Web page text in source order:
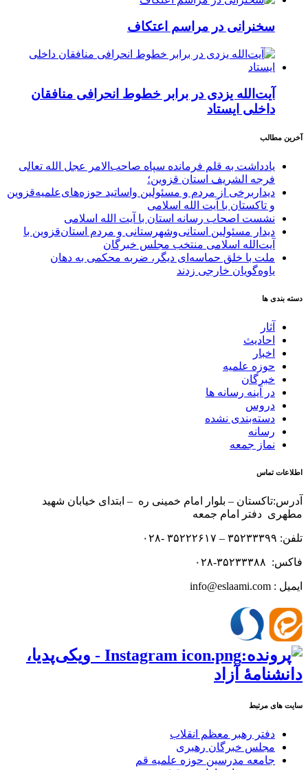
سخنرانی در مراسم اعتکاف
آیت‌الله یزدی در برابر خطوط انحرافی منافقان
داخلی ایستاد
آخرین مطالب
یادداشت به قلم فرمانده سپاه صاحب‌الامر عجل الله تعالی
فرجه الشریف استان قزوین؛
دیداربرخی از مردم و مسئولین واساتید حوزه‌های‌علمیه‌قزوین
و تاکستان با آیت الله اسلامی
نشست اصحاب رسانه استان با آیت الله اسلامی
دیدار مسئولین استانی‌وشهرستانی و مردم‌ استان‌قزوین با
آیت‌الله‌ اسلامی منتخب مجلس‌ خبرگان
ملت با خلق حماسه‌ای دیگر، ضربه محکمی به دهان
یاوه‌گویان خارجی زدند
دسته بندی ها
آثار
احادیث
اخبار
حوزه علمیه
خبرگان
در آینه رسانه ها
دروس
دسته‌بندی نشده
رسانه
نماز جمعه
اطلاعات تماس
آدرس:تاکستان – بلوار امام خمینی ره – ابتدای خیابان شهید
مطهری دفتر امام جمعه
تلفن: ۳۵۲۳۳۳۹۹ – ۳۵۲۲۲۶۱۷ -۰۲۸
فاکس: ۳۵۲۳۳۳۸۸-۰۲۸
ایمیل : info@eslaami.com
سایت های مرتبط
دفتر رهبر معظم انقلاب
مجلس خبرگان رهبری
جامعه مدرسین حوزه علمیه قم